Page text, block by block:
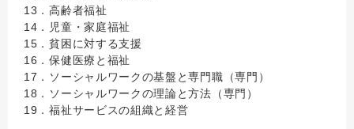
13．高齢者福祉
14．児童・家庭福祉
15．貧困に対する支援
16．保健医療と福祉
17．ソーシャルワークの基盤と専門職（専門）
18．ソーシャルワークの理論と方法（専門）
19．福祉サービスの組織と経営